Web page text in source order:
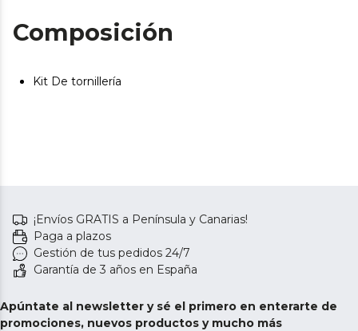
Composición
Kit De tornillería
¡Envíos GRATIS a Península y Canarias!
Paga a plazos
Gestión de tus pedidos 24/7
Garantía de 3 años en España
Apúntate al newsletter y sé el primero en enterarte de
promociones, nuevos productos y mucho más